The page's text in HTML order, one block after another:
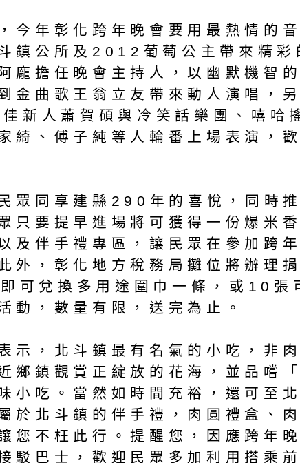
年彰化跨年晚會要用最熱情的音
鎮公所及2012葡萄公主帶來精
龐擔任晚會主持人，以幽默機智
金曲歌王翁立友帶來動人演唱，
新人蕭賀碩與冷笑話樂團、嘻
綺、傅子純等人輪番上場表演，
同享建縣290年的喜悅，同時推
只要提早進場將可獲得一份爆米
及伴手禮專區，讓民眾在參加跨
外，彰化地方稅務局攤位將辦理
可兌換多用途圍巾一條，或10張
動，數量有限，送完為止。
，北斗鎮最有名氣的小吃，非肉
鄉鎮觀賞正綻放的花海，並品嚐
小吃。當然如時間充裕，還可至
於北斗鎮的伴手禮，肉圓禮盒、
不枉此行。提醒您，因應跨年
駁巴士，歡迎民眾多加利用搭